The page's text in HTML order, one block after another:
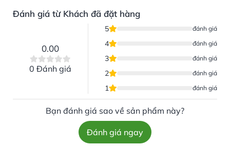
Đánh giá từ Khách đã đặt hàng
0.00
0 Đánh giá
5 đánh giá
4 đánh giá
3 đánh giá
2 đánh giá
1 đánh giá
Bạn đánh giá sao về sản phẩm này?
Đánh giá ngay